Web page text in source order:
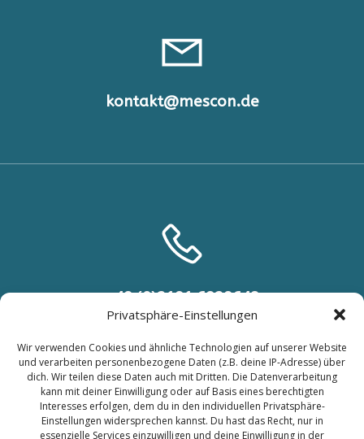
Privatsphäre-Einstellungen
Wir verwenden Cookies und ähnliche Technologien auf unserer Website
und verarbeiten personenbezogene Daten (z.B. deine IP-Adresse) über
dich. Wir teilen diese Daten auch mit Dritten. Die Datenverarbeitung
kann mit deiner Einwilligung oder auf Basis eines berechtigten
Interesses erfolgen, dem du in den individuellen Privatsphäre-
Einstellungen widersprechen kannst. Du hast das Recht, nur in
essenzielle Services einzuwilligen und deine Einwilligung in der
kontakt@mescon.de
+49 (0)2191 6929648